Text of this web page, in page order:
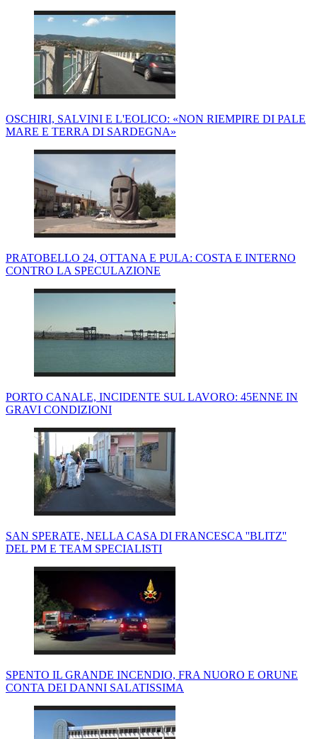
OSCHIRI, SALVINI E L'EOLICO: «NON RIEMPIRE DI PALE
MARE E TERRA DI SARDEGNA»
PRATOBELLO 24, OTTANA E PULA: COSTA E INTERNO
CONTRO LA SPECULAZIONE
PORTO CANALE, INCIDENTE SUL LAVORO: 45ENNE IN
GRAVI CONDIZIONI
SAN SPERATE, NELLA CASA DI FRANCESCA ''BLITZ''
DEL PM E TEAM SPECIALISTI
SPENTO IL GRANDE INCENDIO, FRA NUORO E ORUNE
CONTA DEI DANNI SALATISSIMA